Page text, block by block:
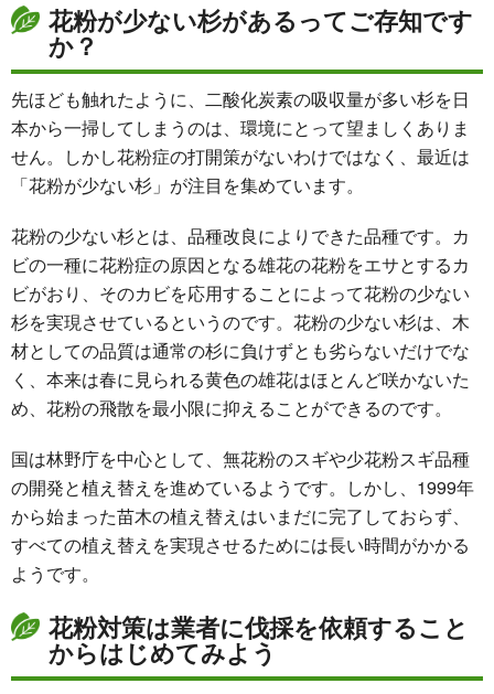
花粉が少ない杉があるってご存知です
か？
先ほども触れたように、二酸化炭素の吸収量が多い杉を日
本から一掃してしまうのは、環境にとって望ましくありま
せん。しかし花粉症の打開策がないわけではなく、最近は
「花粉が少ない杉」が注目を集めています。
花粉の少ない杉とは、品種改良によりできた品種です。カ
ビの一種に花粉症の原因となる雄花の花粉をエサとするカ
ビがおり、そのカビを応用することによって花粉の少ない
杉を実現させているというのです。花粉の少ない杉は、木
材としての品質は通常の杉に負けずとも劣らないだけでな
く、本来は春に見られる黄色の雄花はほとんど咲かないた
め、花粉の飛散を最小限に抑えることができるのです。
国は林野庁を中心として、無花粉のスギや少花粉スギ品種
の開発と植え替えを進めているようです。しかし、1999年
から始まった苗木の植え替えはいまだに完了しておらず、
すべての植え替えを実現させるためには長い時間がかかる
ようです。
花粉対策は業者に伐採を依頼すること
からはじめてみよう